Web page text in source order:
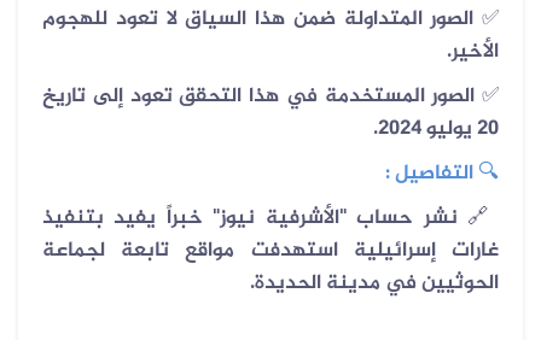
✅ الصور المتداولة ضمن هذا السياق لا تعود للهجوم
الأخير.
✅ الصور المستخدمة في هذا التحقق تعود إلى تاريخ
20 يوليو 2024.
🔍التفاصيل :
🔗 نشر حساب "الأشرفية نيوز" خبراً يفيد بتنفيذ
غارات إسرائيلية استهدفت مواقع تابعة لجماعة
الحوثيين في مدينة الحديدة.